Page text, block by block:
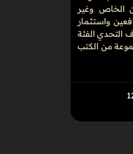
الخاص وغير
واستثمار
التحدي الفئة
مجموعة من الكتب